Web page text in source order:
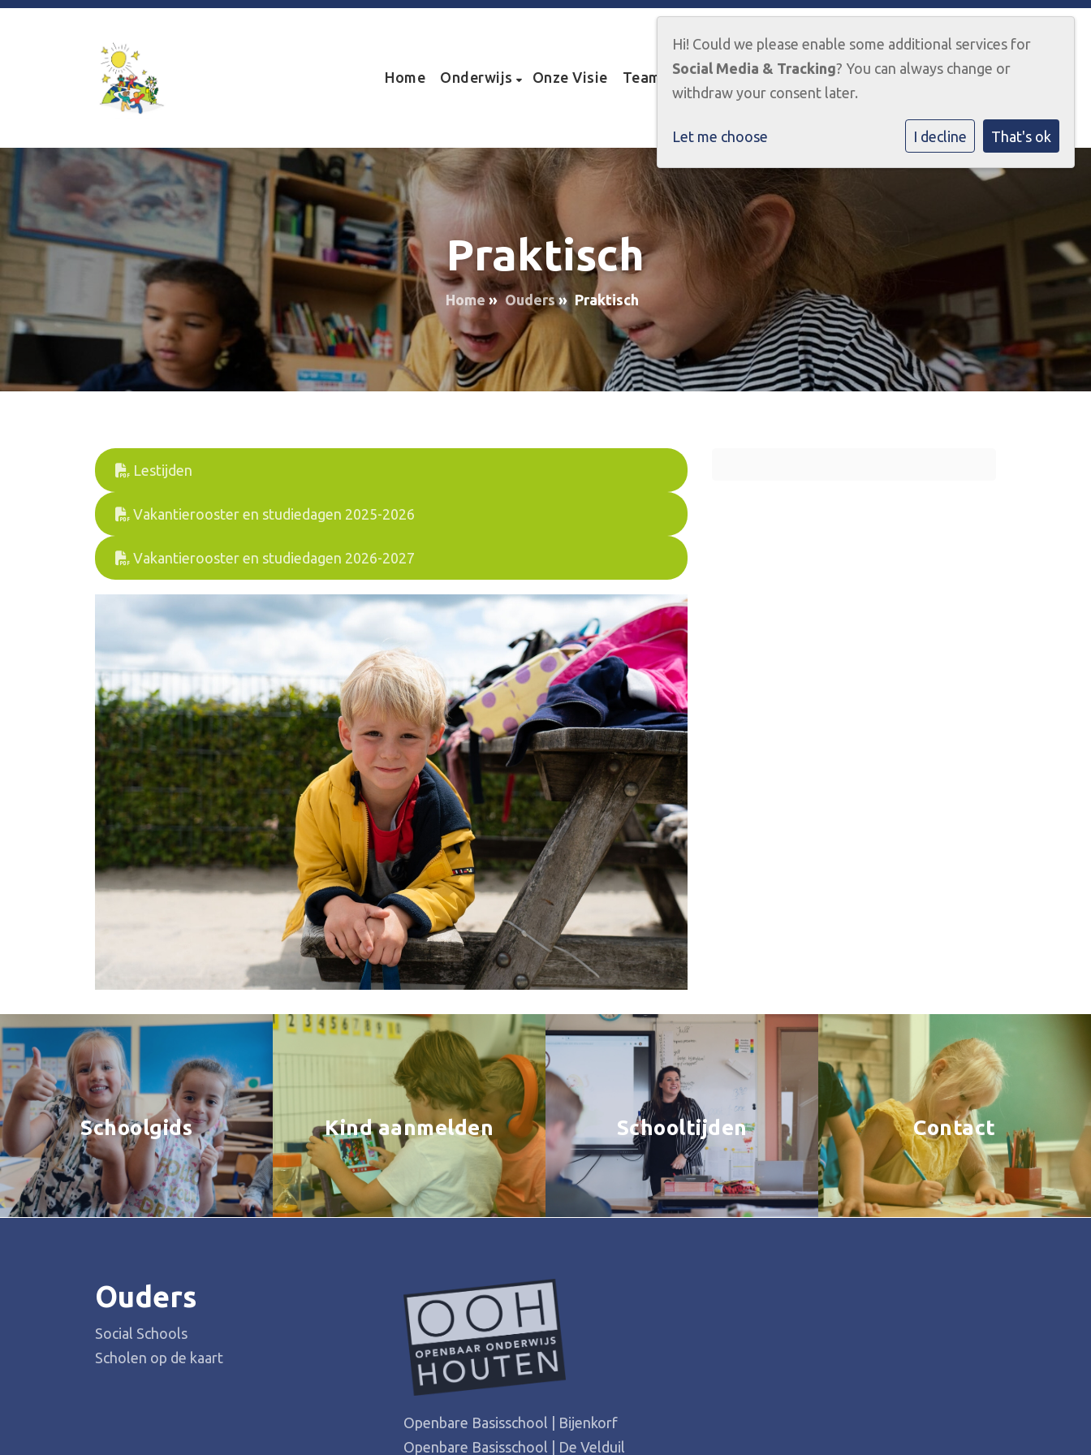
Home Onderwijs Onze Visie Team Ouders Contact Ik wil kennismaken
Praktisch
Home » Ouders» Praktisch
Lestijden
Vakantierooster en studiedagen 2025-2026
Vakantierooster en studiedagen 2026-2027
Schoolgids Kind aanmelden Schooltijden Contact
Ouders
Social Schools
Scholen op de kaart
Openbare Basisschool | Bijenkorf
Openbare Basisschool | De Velduil
Hi! Could we please enable some additional services for
Social Media & Tracking? You can always change or
withdraw your consent later.
Let me choose I decline That's ok